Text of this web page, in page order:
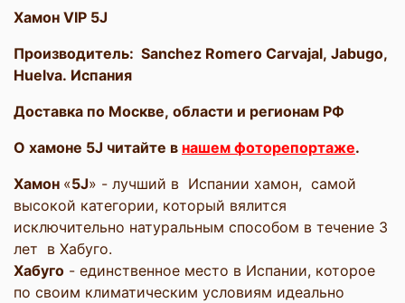
Хамон VIP 5J
Производитель: Sanchez Romero Carvajal, Jabugo,
Huelva. Испания
Доставка по Москве, области и регионам РФ
О хамоне 5J читайте в нашем фоторепортаже.
Хамон «5J» - лучший в Испании хамон, самой
высокой категории, который вялится
исключительно натуральным способом в течение 3
лет в Хабуго.
Хабуго - единственное место в Испании, которое
по своим климатическим условиям идеально